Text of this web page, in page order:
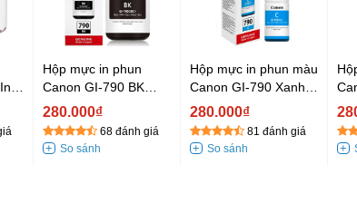
Hộp mực in phun
Canon GI-790 BK
Đen (dành cho Canon
dòng G-
G1010/G2000/G2010G2012/G3000/G3010/G3012)
280.000₫
68 đánh giá
Hộp mực in phun màu
Canon GI-790 Xanh
dương (dành cho
Canon dòng G
Series)
280.000₫
81 đánh giá